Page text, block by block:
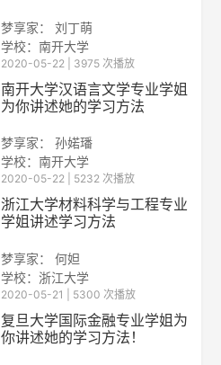
梦享家： 刘丁萌
学校：南开大学
2020-05-22 | 3975 次播放
南开大学汉语言文学专业学姐
为你讲述她的学习方法
梦享家： 孙婼璠
学校：南开大学
2020-05-22 | 5232 次播放
浙江大学材料科学与工程专业
学姐讲述学习方法
梦享家： 何妲
学校：浙江大学
2020-05-21 | 5300 次播放
复旦大学国际金融专业学姐为
你讲述她的学习方法！